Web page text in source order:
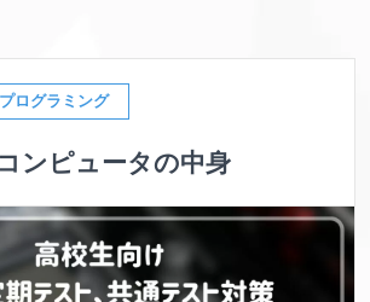
ログラミング
ンピュータの中身